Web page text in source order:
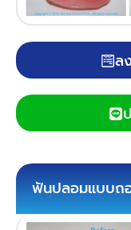
ล
ฟันปลอมแบบถ